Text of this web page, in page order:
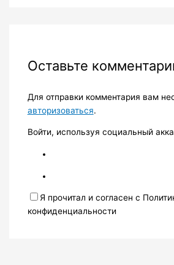
Оставьте
Для отправки комментария вам
авторизоваться.
Войти, используя социальный
Я прочитал и согласен с
конфиденциальности